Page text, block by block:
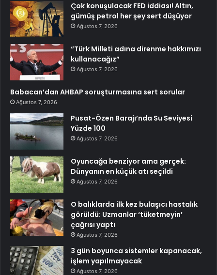
Çok konuşulacak FED iddiası! Altın,
gümüş petrol her şey sert düşüyor
Ağustos 7, 2026
“Türk Milleti adına direnme hakkımızı
kullanacağız”
Ağustos 7, 2026
Babacan’dan AHBAP soruşturmasına sert sorular
Ağustos 7, 2026
Pusat-Özen Barajı’nda Su Seviyesi
Yüzde 100
Ağustos 7, 2026
Oyuncağa benziyor ama gerçek:
Dünyanın en küçük atı seçildi
Ağustos 7, 2026
O balıklarda ilk kez bulaşıcı hastalık
görüldü: Uzmanlar ‘tüketmeyin’
çağrısı yaptı
Ağustos 7, 2026
3 gün boyunca sistemler kapanacak,
işlem yapılmayacak
Ağustos 7, 2026